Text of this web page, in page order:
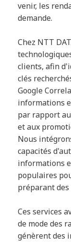
venir, les
demande.
Chez NTT
clients, afin
clés
Google
informations
par rapport
et aux
Nous
capacités
informations
populaires
préparant
Ces services
de mode des
génèrent des